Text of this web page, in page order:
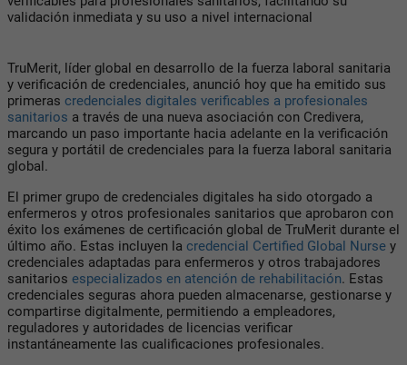
validación inmediata y su uso a nivel internacional
TruMerit, líder global en desarrollo de la fuerza laboral sanitaria
y verificación de credenciales, anunció hoy que ha emitido sus
primeras credenciales digitales verificables a profesionales
sanitarios a través de una nueva asociación con Credivera,
marcando un paso importante hacia adelante en la verificación
segura y portátil de credenciales para la fuerza laboral sanitaria
global.
El primer grupo de credenciales digitales ha sido otorgado a
enfermeros y otros profesionales sanitarios que aprobaron con
éxito los exámenes de certificación global de TruMerit durante el
último año. Estas incluyen la credencial Certified Global Nurse y
credenciales adaptadas para enfermeros y otros trabajadores
sanitarios especializados en atención de rehabilitación. Estas
credenciales seguras ahora pueden almacenarse, gestionarse y
compartirse digitalmente, permitiendo a empleadores,
reguladores y autoridades de licencias verificar
instantáneamente las cualificaciones profesionales.